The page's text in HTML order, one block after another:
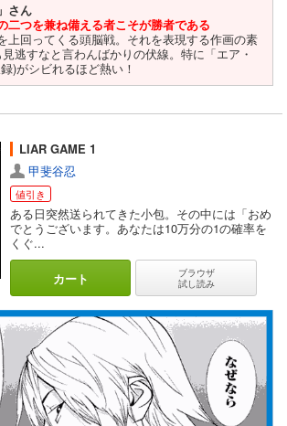
さん
二つを兼ね備える者こそが勝者である
上回ってくる頭脳戦。それを表現する作画の素
逃すなと言わんばかりの伏線。特に「エア・
)がシビれるほど熱い！
LIAR GAME 1
甲斐谷忍
値引き
ある日突然送られてきた小包。その中には「おめ
でとうございます。あなたは10万分の1の確率を
くぐ...
カート
ブラウザ
試し読み